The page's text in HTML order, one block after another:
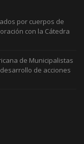
por cuerpos de
con la Cátedra
de Municipalistas
de acciones